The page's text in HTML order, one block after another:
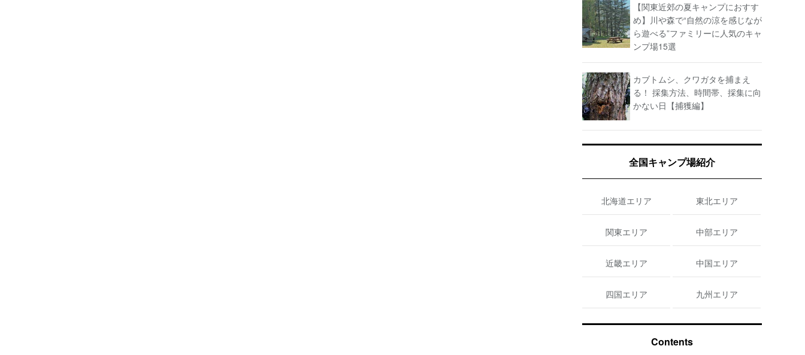
【関東近郊の夏キャンプにおすす
め】川や森で“自然の涼を感じなが
ら遊べる”ファミリーに人気のキャ
ンプ場15選
カブトムシ、クワガタを捕まえ
る！ 採集方法、時間帯、採集に向
かない日【捕獲編】
全国キャンプ場紹介
北海道エリア 東北エリア
関東エリア 中部エリア
近畿エリア 中国エリア
四国エリア 九州エリア
Contents